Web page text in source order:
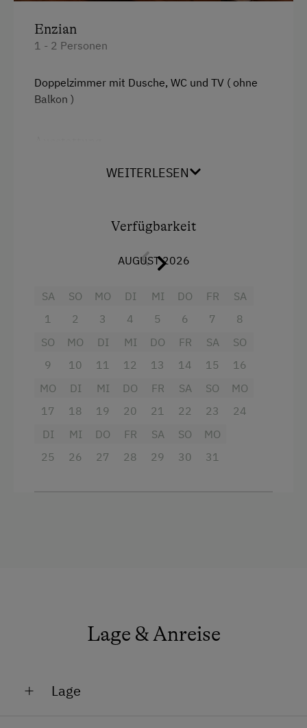
Enzian
1 - 2 Personen
Doppelzimmer mit Dusche, WC und TV ( ohne
Balkon )
Aussicht auf eine Berglandschaft
Fernseher
Heizung
Toilette
Wlan
Haupthaus
WEITERLESEN
Verfügbarkeit
AUGUST 2026
SA
1
SO
2
MO
3
DI
4
MI
5
DO
6
FR
7
SA
8
SO
9
MO
10
DI
11
MI
12
DO
13
FR
14
SA
15
SO
16
MO
17
DI
18
MI
19
DO
20
FR
21
SA
22
SO
23
MO
24
DI
25
MI
26
DO
27
FR
28
SA
29
SO
30
MO
31
Lage & Anreise
Lage